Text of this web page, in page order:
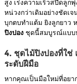
สูง เร่งความเร็วสปีดลูก
หน่วงกว่าเดิมอย่างชัดเ
บุกตบทำแต้ม ยิงลูกยาว
ปิงปอง ชุดนี้สมบูรณ์แบบ
4. ชุดไม้ปิงปองที่ใช่
ระดับฝีมือ
หากคุณเป็นมือใหม่ที่อยา